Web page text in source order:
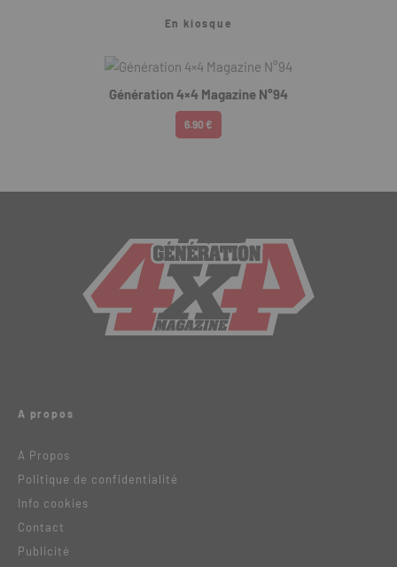
En kiosque
Génération 4×4 Magazine N°94
6.90 €
A propos
A Propos
Politique de confidentialité
Info cookies
Contact
Publicité